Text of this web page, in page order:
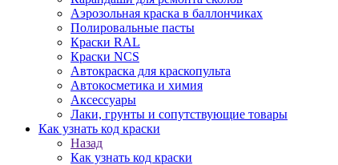
Аэрозольная краска в баллончиках
Полировальные пасты
Краски RAL
Краски NCS
Автокраска для краскопульта
Автокосметика и химия
Аксессуары
Лаки, грунты и сопутствующие товары
Как узнать код краски
Назад
Как узнать код краски